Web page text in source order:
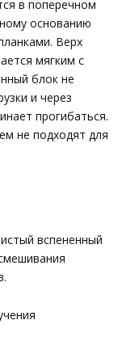
в поперечном
основанию
Верх
мягким с
блок не
и через
прогибаться.
не подходят для
вспененный